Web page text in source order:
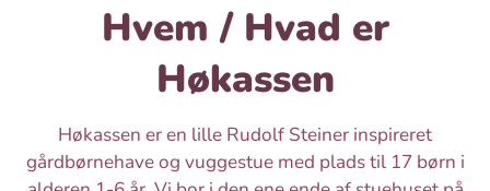
Hvem / Hvad er
Høkassen
Høkassen er en lille Rudolf Steiner inspireret
gårdbørnehave og vuggestue med plads til 17 børn i